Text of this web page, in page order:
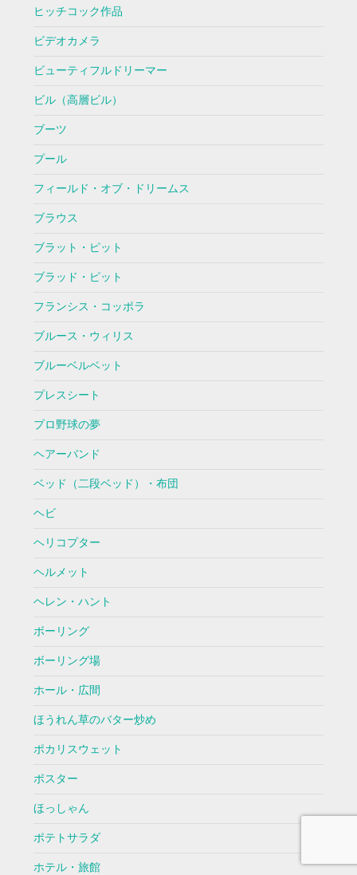
ヒッチコック作品
ビデオカメラ
ビューティフルドリーマー
ビル（高層ビル）
ブーツ
プール
フィールド・オブ・ドリームス
ブラウス
ブラット・ピット
ブラッド・ピット
フランシス・コッポラ
ブルース・ウィリス
ブルーベルベット
プレスシート
プロ野球の夢
ヘアーバンド
ベッド（二段ベッド）・布団
ヘビ
ヘリコプター
ヘルメット
ヘレン・ハント
ボーリング
ボーリング場
ホール・広間
ほうれん草のバター炒め
ポカリスウェット
ポスター
ほっしゃん
ポテトサラダ
ホテル・旅館